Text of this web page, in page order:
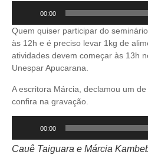
áudio
00:00
Quem quiser participar do
às 12h e é preciso levar 1kg de
atividades devem começar às 13h
Unespar Apucarana.
A escritora Márcia, declamou um
confira na gravação.
áudio
00:00
Cauê Taiguara e Márcia